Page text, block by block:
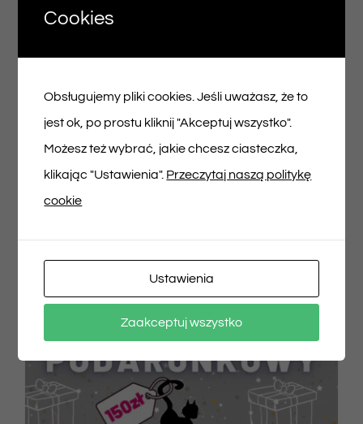
100,00zł
Dodaj do koszyka Szczegóły
Cookies
Obsługujemy pliki cookies. Jeśli uważasz, że to
jest ok, po prostu kliknij "Akceptuj wszystko".
Możesz też wybrać, jakie chcesz ciasteczka,
klikając "Ustawienia". Przeczytaj naszą politykę
cookie
Ustawienia
Zaakceptuj wszystko